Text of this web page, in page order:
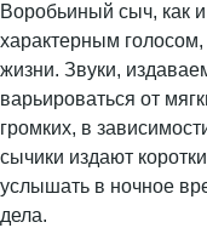
Воробьиный сыч, как
характерным
жизни. Звуки,
варьироваться от
громких, в
сычики издают
услышать в ночное
дела.